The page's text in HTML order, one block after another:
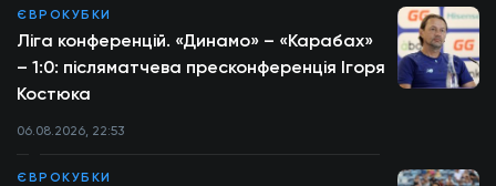
ЄВРОКУБКИ
Ліга конференцій. «Динамо» – «Карабах»
– 1:0: післяматчева пресконференція Ігоря
Костюка
06.08.2026, 22:53
ЄВРОКУБКИ